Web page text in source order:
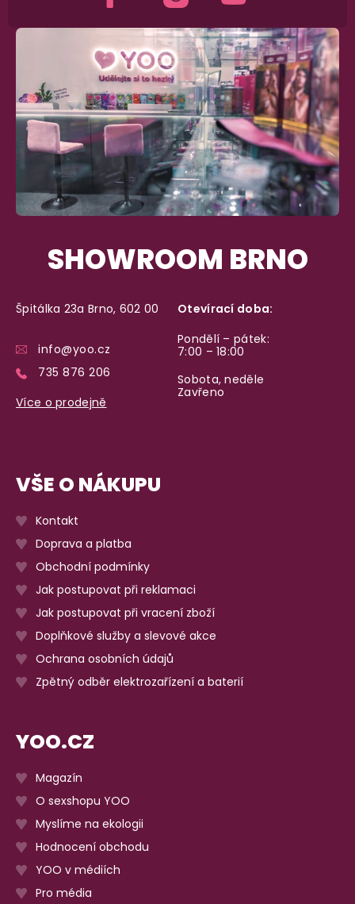
SHOWROOM BRNO
Špitálka 23a Brno, 602 00
info@yoo.cz
735 876 206
Více o prodejně
Otevírací doba:
Pondělí – pátek:
7:00 – 18:00
Sobota, neděle
Zavřeno
VŠE O NÁKUPU
Kontakt
Doprava a platba
Obchodní podmínky
Jak postupovat při reklamaci
Jak postupovat při vracení zboží
Doplňkové služby a slevové akce
Ochrana osobních údajů
Zpětný odběr elektrozařízení a baterií
YOO.CZ
Magazín
O sexshopu YOO
Myslíme na ekologii
Hodnocení obchodu
YOO v médiích
Pro média